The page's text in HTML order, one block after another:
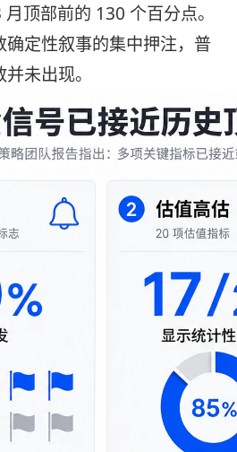
顶部前的 130 个百分点。
确定性叙事的集中押注，普
未出现。